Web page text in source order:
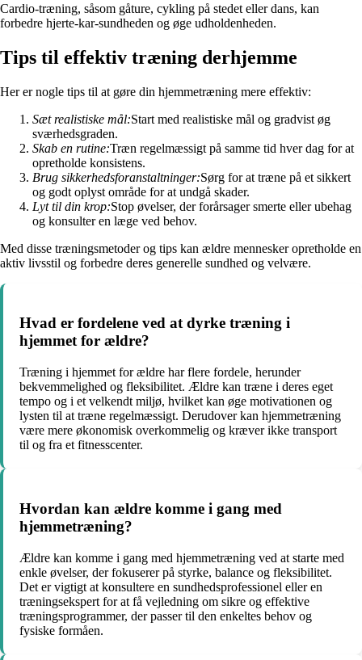
Cardio-træning, såsom gåture, cykling på stedet eller dans, kan
forbedre hjerte-kar-sundheden og øge udholdenheden.
Tips til effektiv træning derhjemme
Her er nogle tips til at gøre din hjemmetræning mere effektiv:
Sæt realistiske mål:Start med realistiske mål og gradvist øg
sværhedsgraden.
Skab en rutine:Træn regelmæssigt på samme tid hver dag for at
opretholde konsistens.
Brug sikkerhedsforanstaltninger:Sørg for at træne på et sikkert
og godt oplyst område for at undgå skader.
Lyt til din krop:Stop øvelser, der forårsager smerte eller ubehag
og konsulter en læge ved behov.
Med disse træningsmetoder og tips kan ældre mennesker opretholde en
aktiv livsstil og forbedre deres generelle sundhed og velvære.
Hvad er fordelene ved at dyrke træning i
hjemmet for ældre?
Træning i hjemmet for ældre har flere fordele, herunder
bekvemmelighed og fleksibilitet. Ældre kan træne i deres eget
tempo og i et velkendt miljø, hvilket kan øge motivationen og
lysten til at træne regelmæssigt. Derudover kan hjemmetræning
være mere økonomisk overkommelig og kræver ikke transport
til og fra et fitnesscenter.
Hvordan kan ældre komme i gang med
hjemmetræning?
Ældre kan komme i gang med hjemmetræning ved at starte med
enkle øvelser, der fokuserer på styrke, balance og fleksibilitet.
Det er vigtigt at konsultere en sundhedsprofessionel eller en
træningsekspert for at få vejledning om sikre og effektive
træningsprogrammer, der passer til den enkeltes behov og
fysiske formåen.